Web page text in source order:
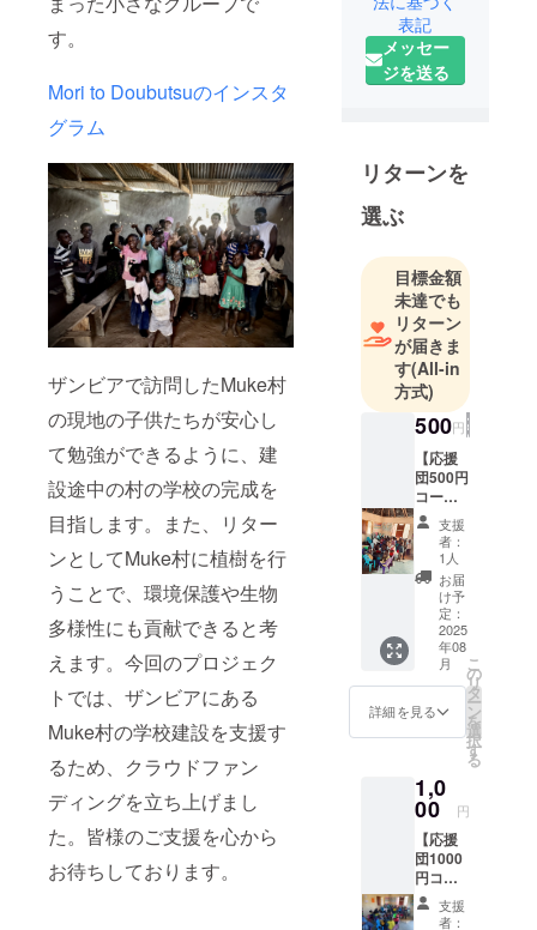
す。
Mori to Doubutsuのインスタ
グラム
ザンビアで訪問したMuke村
の現地の子供たちが安心し
て勉強ができるように、建
設途中の村の学校の完成を
目指します。また、リター
ンとしてMuke村に植樹を行
うことで、環境保護や生物
多様性にも貢献できると考
えます。今回のプロジェク
トでは、ザンビアにある
Muke村の学校建設を支援す
るため、クラウドファン
ディングを立ち上げまし
た。皆様のご支援を心から
お待ちしております。
Mori to
Doubutsuと
いうボラン
中学3年生と
中学1年生の
姉妹を中心
友人と活動
していま
す。
主な活動内
容は、動物
保護、環境
保護、地域
活動です。
表記
メッセー
ジを送る
リターンを
選ぶ
目標金額
未達でも
リターン
が届きま
す(All-in
方式)
500円
【応援
団500円
コー
ス】
【お礼
のメッ
セージ
A】 感
謝の気
持ちを
込め
て、お
礼の
メッ
セージ
をお送
す。 ※
このリ
ターン
は、
1,000
円、
1,500
円、
支援
者：
1人
お届
け予
定：
2025
年08
月
詳細を見る
こ
の
リ
タ
ー
ン
を
選
択
す
る
1,0
00 円
【応援
団1000
円コー
ス】
【お礼
支援
者：